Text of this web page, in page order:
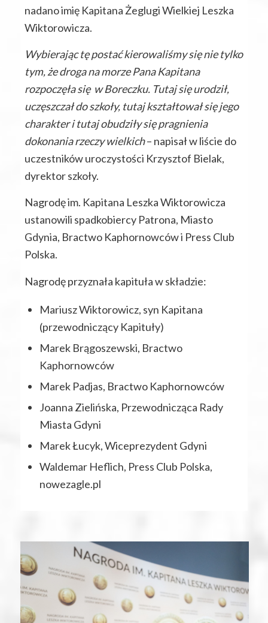
nadano imię Kapitana Żeglugi Wielkiej Leszka
Wiktorowicza.
Wybierając tę postać kierowaliśmy się nie tylko
tym, że droga na morze Pana Kapitana
rozpoczęła się w Boreczku. Tutaj się urodził,
uczęszczał do szkoły, tutaj kształtował się jego
charakter i tutaj obudziły się pragnienia
dokonania rzeczy wielkich– napisał w liście do
uczestników uroczystości Krzysztof Bielak,
dyrektor szkoły.
Nagrodę im. Kapitana Leszka Wiktorowicza
ustanowili spadkobiercy Patrona, Miasto
Gdynia, Bractwo Kaphornowców i Press Club
Polska.
Nagrodę przyznała kapituła w składzie:
Mariusz Wiktorowicz, syn Kapitana
(przewodniczący Kapituły)
Marek Brągoszewski, Bractwo
Kaphornowców
Marek Padjas, Bractwo Kaphornowców
Joanna Zielińska, Przewodnicząca Rady
Miasta Gdyni
Marek Łucyk, Wiceprezydent Gdyni
Waldemar Heflich, Press Club Polska,
nowezagle.pl